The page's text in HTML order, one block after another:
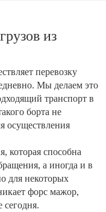
из
перевозку
Мы делаем это
транспорт в
борта не
осуществления
которая способна
а иногда и в
для некоторых
форс мажор,
сегодня.